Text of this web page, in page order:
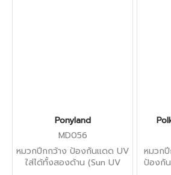
Ponyland
MD056
หมวกปีกกว้าง ป้องกันแดด UV
ใส่ได้ทั้งสองด้าน (Sun UV
หมวก
ป้องกั